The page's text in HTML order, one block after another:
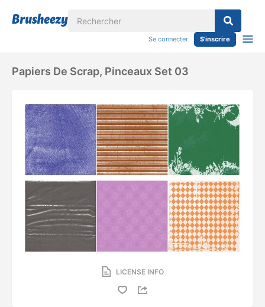
Se connecter S'inscrire
Papiers De Scrap, Pinceaux Set 03
LICENSE INFO